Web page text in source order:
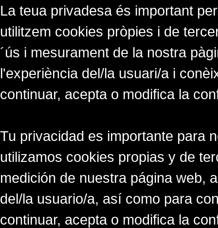
La teua privadesa és important
utilitzem cookies pròpies i de
´ús i mesurament de la nostra
l'experiència del/la usuari/a i
continuar, acepta o modifica la
Tu privacidad es importante para
utilizamos cookies propias y de
medición de nuestra página web,
del/la usuario/a, así como para
continuar, acepta o modifica la